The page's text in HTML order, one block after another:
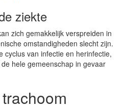
ziekte
zich gemakkelijk verspreiden in
omstandigheden slecht zijn.
cyclus van infectie en herinfectie,
hele gemeenschap in gevaar